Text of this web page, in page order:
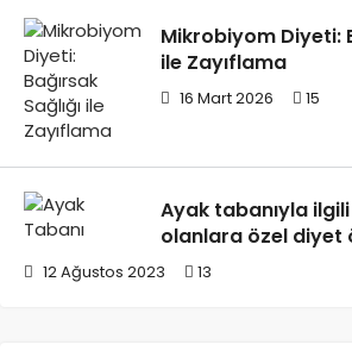
Mikrobiyom Diyeti:
ile Zayıflama
16 Mart 2026 15
Ayak tabanıyla
olanlara özel diyet
12 Ağustos 2023 13